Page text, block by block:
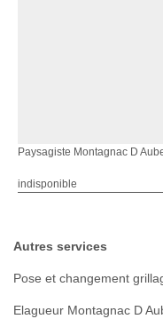
Paysagiste Montagnac D
indisponible
Autres services
Pose et changement
Elagueur Montagnac D